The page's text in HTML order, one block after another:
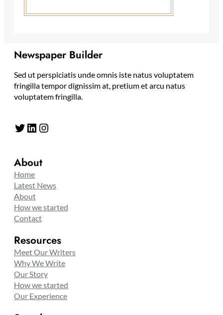
Newspaper Builder
Sed ut perspiciatis unde omnis iste natus voluptatem
fringilla tempor dignissim at, pretium et arcu natus
voluptatem fringilla.
Twitter LinkedIn Instagram
About
Home
Latest News
About
How we started
Contact
Resources
Meet Our Writers
Why We Write
Our Story
How we started
Our Experience